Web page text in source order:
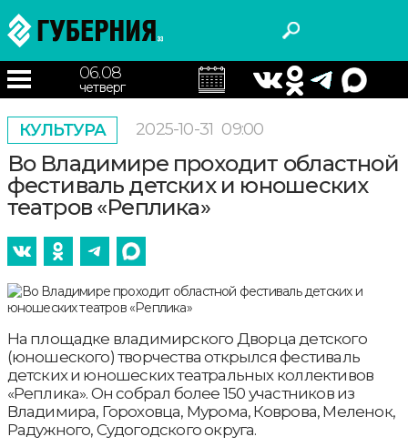
06.08
четверг
КУЛЬТУРА 2025-10-31 09:00
Во Владимире проходит областной
фестиваль детских и юношеских
театров «Реплика»
На площадке владимирского Дворца детского
(юношеского) творчества открылся фестиваль
детских и юношеских театральных коллективов
«Реплика». Он собрал более 150 участников из
Владимира, Гороховца, Мурома, Коврова, Меленок,
Радужного, Судогодского округа.